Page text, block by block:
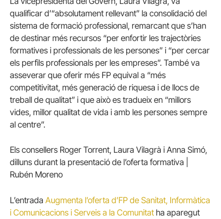
qualificar d’“absolutament rellevant” la consolidació del
sistema de formació professional, remarcant que s’han
de destinar més recursos “per enfortir les trajectòries
formatives i professionals de les persones” i “per cercar
els perfils professionals per les empreses”. També va
asseverar que oferir més FP equival a “més
competitivitat, més generació de riquesa i de llocs de
treball de qualitat” i que això es tradueix en “millors
vides, millor qualitat de vida i amb les persones sempre
al centre”.
Els consellers Roger Torrent, Laura Vilagrà i Anna Simó,
dilluns durant la presentació de l’oferta formativa |
Rubén Moreno
L’entrada Augmenta l’oferta d’FP de Sanitat, Informàtica
i Comunicacions i Serveis a la Comunitat ha aparegut